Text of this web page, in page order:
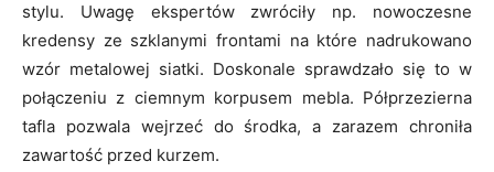
stylu. Uwagę ekspertów zwróciły np. nowoczesne
kredensy ze szklanymi frontami na które nadrukowano
wzór metalowej siatki. Doskonale sprawdzało się to w
połączeniu z ciemnym korpusem mebla. Półprzezierna
tafla pozwala wejrzeć do środka, a zarazem chroniła
zawartość przed kurzem.